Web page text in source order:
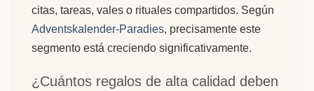
citas, tareas, vales o rituales compartidos. Según
Adventskalender-Paradies, precisamente este
segmento está creciendo significativamente.
¿Cuántos regalos de alta calidad deben